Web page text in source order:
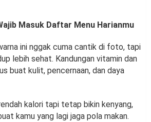
Masuk Daftar Menu Harianmu
ini nggak cuma cantik di foto, tapi
lebih sehat. Kandungan vitamin dan
buat kulit, pencernaan, dan daya
kalori tapi tetap bikin kenyang,
kamu yang lagi jaga pola makan.